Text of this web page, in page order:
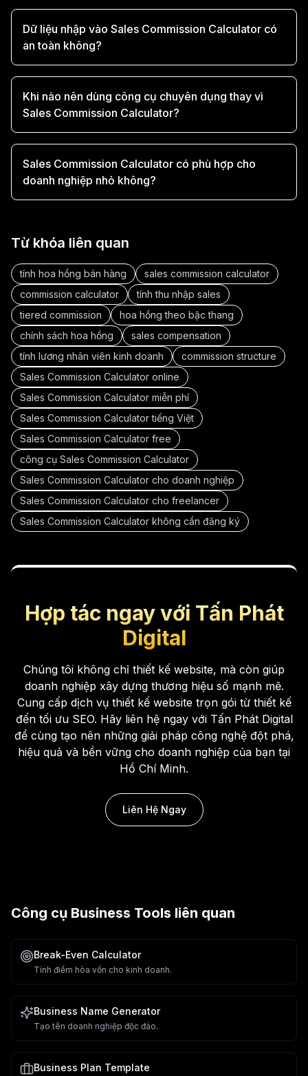
Dữ liệu nhập vào Sales Commission Calculator có
an toàn không?
Khi nào nên dùng công cụ chuyên dụng thay vì
Sales Commission Calculator?
Sales Commission Calculator có phù hợp cho
doanh nghiệp nhỏ không?
Từ khóa liên quan
tính hoa hồng bán hàng
sales commission calculator
commission calculator
tính thu nhập sales
tiered commission
hoa hồng theo bậc thang
chính sách hoa hồng
sales compensation
tính lương nhân viên kinh doanh
commission structure
Sales Commission Calculator online
Sales Commission Calculator miễn phí
Sales Commission Calculator tiếng Việt
Sales Commission Calculator free
công cụ Sales Commission Calculator
Sales Commission Calculator cho doanh nghiệp
Sales Commission Calculator cho freelancer
Sales Commission Calculator không cần đăng ký
Hợp tác ngay với Tấn Phát
Digital
Chúng tôi không chỉ thiết kế website, mà còn giúp
doanh nghiệp xây dựng thương hiệu số mạnh mẽ.
Cung cấp dịch vụ thiết kế website trọn gói từ thiết kế
đến tối ưu SEO. Hãy liên hệ ngay với Tấn Phát Digital
để cùng tạo nên những giải pháp công nghệ đột phá,
hiệu quả và bền vững cho doanh nghiệp của bạn tại
Hồ Chí Minh.
Liên Hệ Ngay
Công cụ Business Tools liên quan
Break-Even Calculator
Tính điểm hòa vốn cho kinh doanh.
Business Name Generator
Tạo tên doanh nghiệp độc đáo.
Business Plan Template